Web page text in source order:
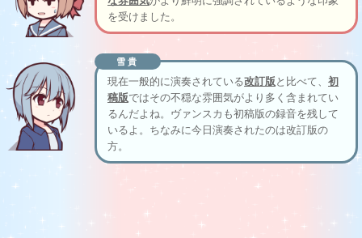
を受けました。
雪貴
現在一般的に演奏されている改訂版と比べて、 初
稿版ではその不穏な雰囲気がより多く含まれてい
るんだよね。ヴァンスカも初稿版の録音を残して
いるよ。ちなみに今日演奏されたのは改訂版の
方。